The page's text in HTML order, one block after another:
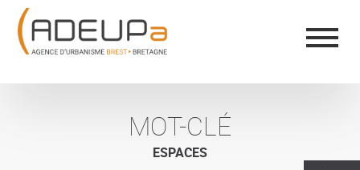
Aller
contenu
principal
MOT-CLÉ
ESPACES
Panneau de gestion des cookies